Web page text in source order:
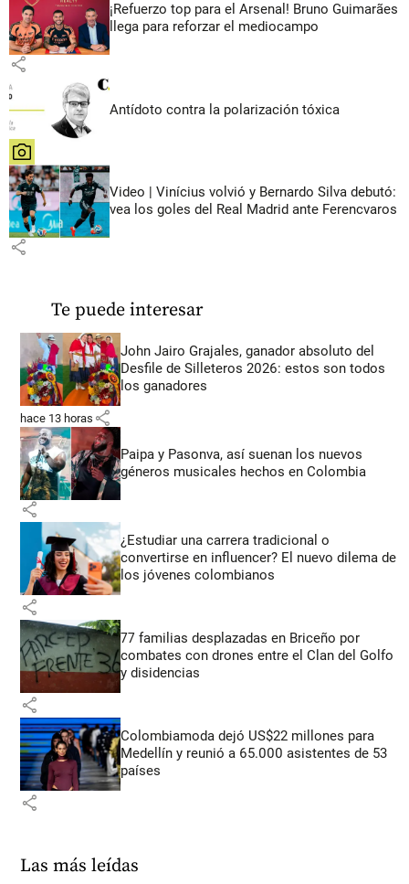
¡Refuerzo top para el Arsenal! Bruno Guimarães
llega para reforzar el mediocampo
share
Antídoto contra la polarización tóxica
share
Video | Vinícius volvió y Bernardo Silva debutó:
vea los goles del Real Madrid ante Ferencvaros
share
Te puede interesar
John Jairo Grajales, ganador absoluto del
Desfile de Silleteros 2026: estos son todos
los ganadores
hace 13 horas share
Paipa y Pasonva, así suenan los nuevos
géneros musicales hechos en Colombia
share
¿Estudiar una carrera tradicional o
convertirse en influencer? El nuevo dilema de
los jóvenes colombianos
share
77 familias desplazadas en Briceño por
combates con drones entre el Clan del Golfo
y disidencias
share
Colombiamoda dejó US$22 millones para
Medellín y reunió a 65.000 asistentes de 53
países
share
Las más leídas